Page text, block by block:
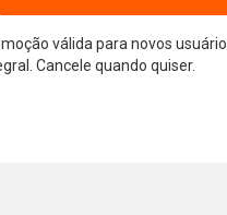
válida para novos
Cancele quando quiser.